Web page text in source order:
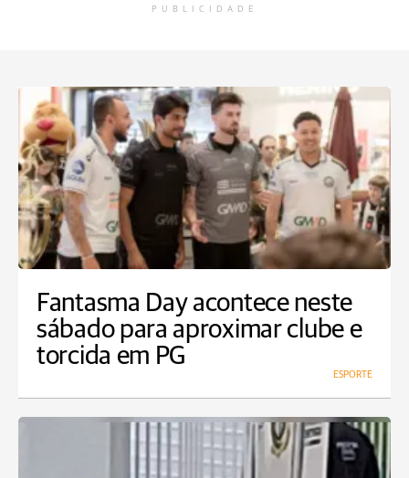
PUBLICIDADE
Fantasma Day acontece neste
sábado para aproximar clube e
torcida em PG
ESPORTE